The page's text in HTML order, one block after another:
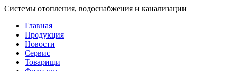
Системы отопления, водоснабжения и канализации
Главная
Продукция
Новости
Сервис
Товарищи